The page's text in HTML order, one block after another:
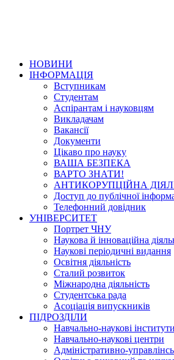
НОВИНИ
ІНФОРМАЦІЯ
Вступникам
Студентам
Аспірантам і науковцям
Викладачам
Вакансії
Документи
Цікаво про науку
ВАША БЕЗПЕКА
ВАРТО ЗНАТИ!
АНТИКОРУПЦІЙНА
Доступ до публічної
Телефонний довідник
УНІВЕРСИТЕТ
Портрет ЧНУ
Наукова й інноваційна
Наукові періодичні видання
Освітня діяльність
Сталий розвиток
Міжнародна діяльність
Студентська рада
Асоціація випускників
ПІДРОЗДІЛИ
Навчально-наукові
Навчально-наукові центри
Адміністративно-